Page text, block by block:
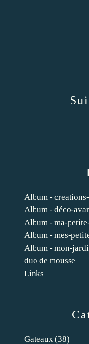
Gateaux (38)
Album -
Album - déco-
Album - ma-
Album - mes-
Album - mon-
duo de mousse
Links